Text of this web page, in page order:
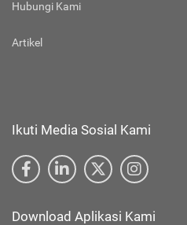
Hubungi Kami
Artikel
Ikuti Media Sosial Kami
Download Aplikasi Kami